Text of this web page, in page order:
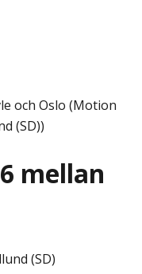
och Oslo (Motion
(SD))
mellan
(SD)